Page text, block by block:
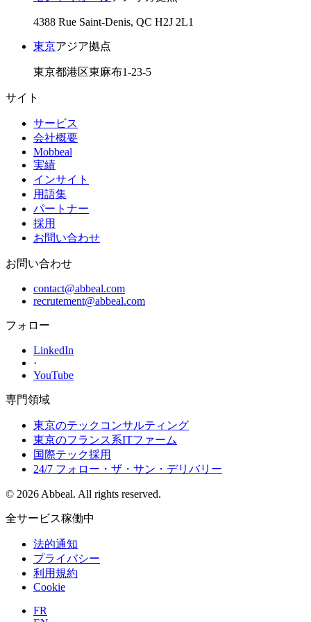
4388 Rue Saint-Denis, QC H2J 2L1
東京アジア拠点
東京都港区東麻布1-23-5
サイト
サービス
会社概要
Mobbeal
実績
インサイト
用語集
パートナー
採用
お問い合わせ
お問い合わせ
contact@abbeal.com
recrutement@abbeal.com
フォロー
LinkedIn
·
YouTube
専門領域
東京のテックコンサルティング
東京のフランス系ITファーム
国際テック採用
24/7 フォロー・ザ・サン・デリバリー
© 2026 Abbeal. All rights reserved.
全サービス稼働中
法的通知
プライバシー
利用規約
Cookie
FR